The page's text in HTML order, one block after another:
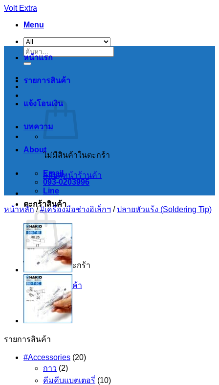
Skip
content
Volt Extra
Menu
ค้นหา:
ไม่มีสินค้าในตะกร้า
กลับสู่หน้าร้านค้า
ตะกร้าสินค้า
ไม่มีสินค้าในตะกร้า
กลับสู่หน้าร้านค้า
หน้าแรก
รายการสินค้า
แจ้งโอนเงิน
บทความ
About
Email
093-0203996
Line
หน้าหลัก / #เครื่องมือช่างอิเล็กฯ / ปลายหัวแร้ง (Soldering Tip)
รายการสินค้า
#Accessories (20)
กาว (2)
คีมคีบแบตเตอรี่ (10)